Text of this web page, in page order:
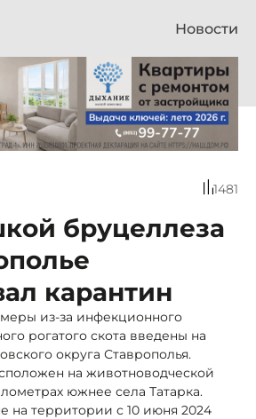
Новости
1481
бруцеллеза
карантин
из-за инфекционного
рогатого скота введены на
округа Ставрополья.
на животноводческой
южнее села Татарка.
на территории с 10 июня 2024